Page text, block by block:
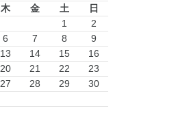
木 金 土
日
1
2
6 7 8
9
13 14 15
16
20 21 22
23
27 28 29
30